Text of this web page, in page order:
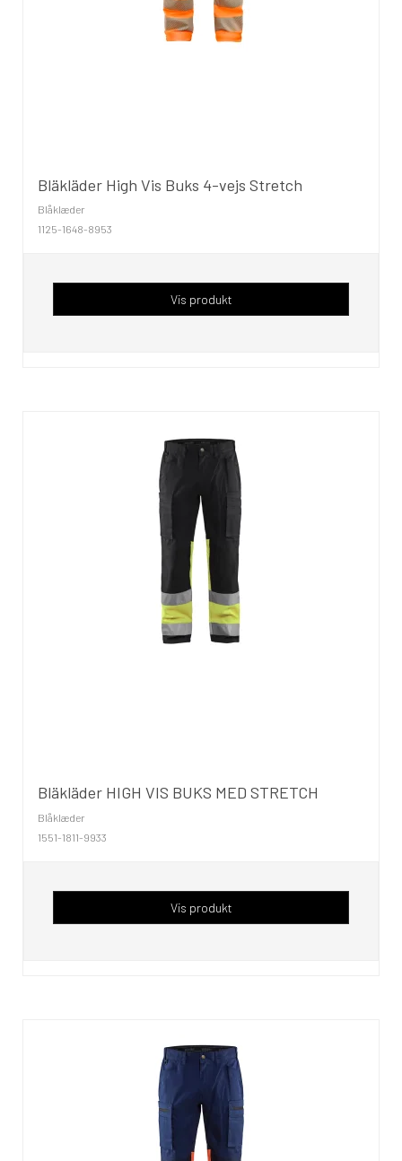
Bläkläder High Vis Buks 4-vejs Stretch
Blåklæder
1125-1648-8953
Vis produkt
Bläkläder HIGH VIS BUKS MED STRETCH
Blåklæder
1551-1811-9933
Vis produkt